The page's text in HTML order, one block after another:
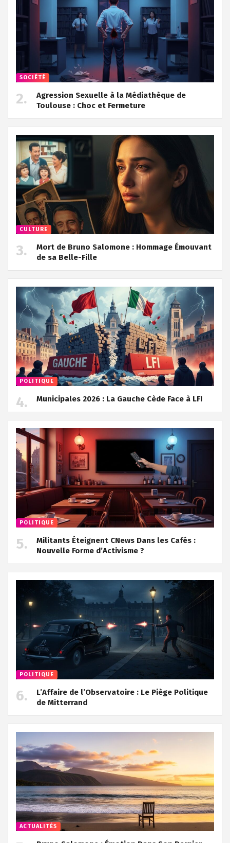
SOCIÉTÉ
Agression Sexuelle à la Médiathèque de
Toulouse : Choc et Fermeture
CULTURE
Mort de Bruno Salomone : Hommage Émouvant
de sa Belle-Fille
POLITIQUE
Municipales 2026 : La Gauche Cède Face à LFI
POLITIQUE
Militants Éteignent CNews Dans les Cafés :
Nouvelle Forme d’Activisme ?
POLITIQUE
L’Affaire de l’Observatoire : Le Piège Politique
de Mitterrand
ACTUALITÉS